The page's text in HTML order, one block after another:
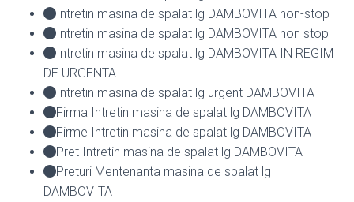
Intretin masina de spalat lg DAMBOVITA non-stop
Intretin masina de spalat lg DAMBOVITA non stop
Intretin masina de spalat lg DAMBOVITA IN REGIM
DE URGENTA
Intretin masina de spalat lg urgent DAMBOVITA
Firma Intretin masina de spalat lg DAMBOVITA
Firme Intretin masina de spalat lg DAMBOVITA
Pret Intretin masina de spalat lg DAMBOVITA
Preturi Mentenanta masina de spalat lg
DAMBOVITA